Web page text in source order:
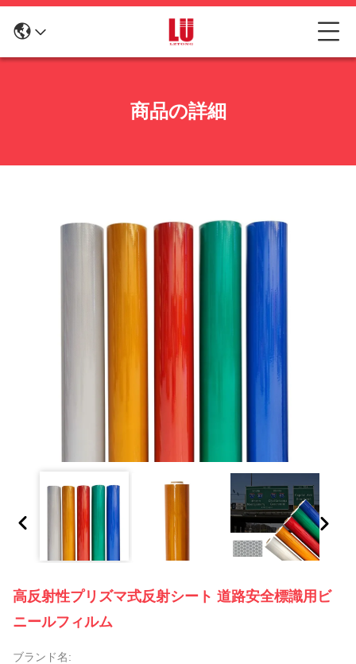
商品の詳細
高反射性プリズマ式反射シート 道路安全標識用ビ
ニールフィルム
ブランド名: